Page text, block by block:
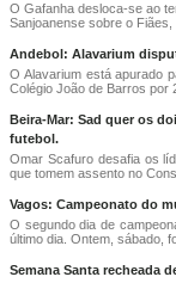
O Gafanha desloca-se ao
Sanjoanense sobre o
Andebol: Alavarium
O Alavarium está apurado
Colégio João de Barros por
Beira-Mar: Sad quer os
futebol.
Omar Scafuro desafia os
que tomem assento no
Vagos: Campeonato do
O segundo dia de
último dia. Ontem, sábado,
Semana Santa recheada